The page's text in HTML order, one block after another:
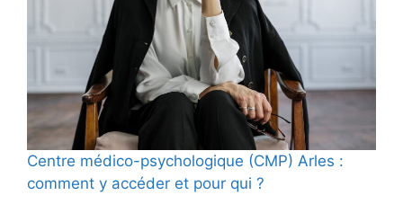
Centre médico-psychologique (CMP) Arles :
comment y accéder et pour qui ?